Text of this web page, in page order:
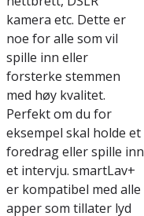
kamera etc. Dette er
noe for alle som vil
spille inn eller
forsterke stemmen
med høy kvalitet.
Perfekt om du for
eksempel skal holde et
foredrag eller spille inn
et intervju. smartLav+
er kompatibel med alle
apper som tillater lyd